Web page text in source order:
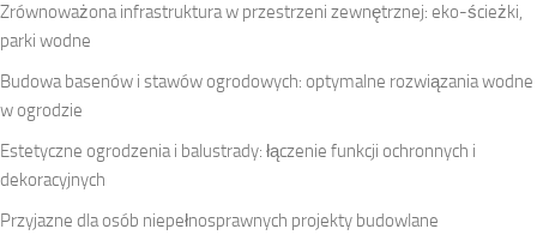
Zrównoważona infrastruktura w przestrzeni zewnętrznej: eko-ścieżki,
parki wodne
Budowa basenów i stawów ogrodowych: optymalne rozwiązania wodne
w ogrodzie
Estetyczne ogrodzenia i balustrady: łączenie funkcji ochronnych i
dekoracyjnych
Przyjazne dla osób niepełnosprawnych projekty budowlane